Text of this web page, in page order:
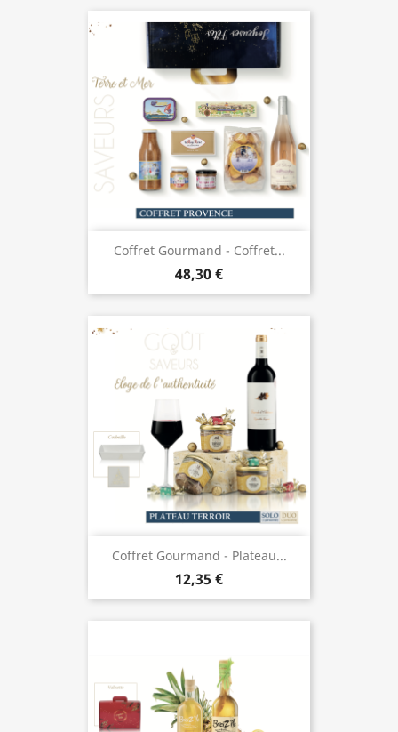
Coffret Gourmand - Coffret...
48,30 €
Coffret Gourmand - Plateau...
12,35 €